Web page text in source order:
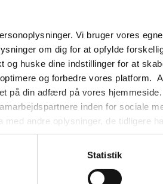
Vi bruger vores
om dig for at opfylde
huske dine indstillinger for at
og forbedre vores platform.
på din adfærd på vores
inden for sociale
andre oplysninger, de tidligere
at nogle af vores
information om formålene
hjemmeside må anvende
Statistik